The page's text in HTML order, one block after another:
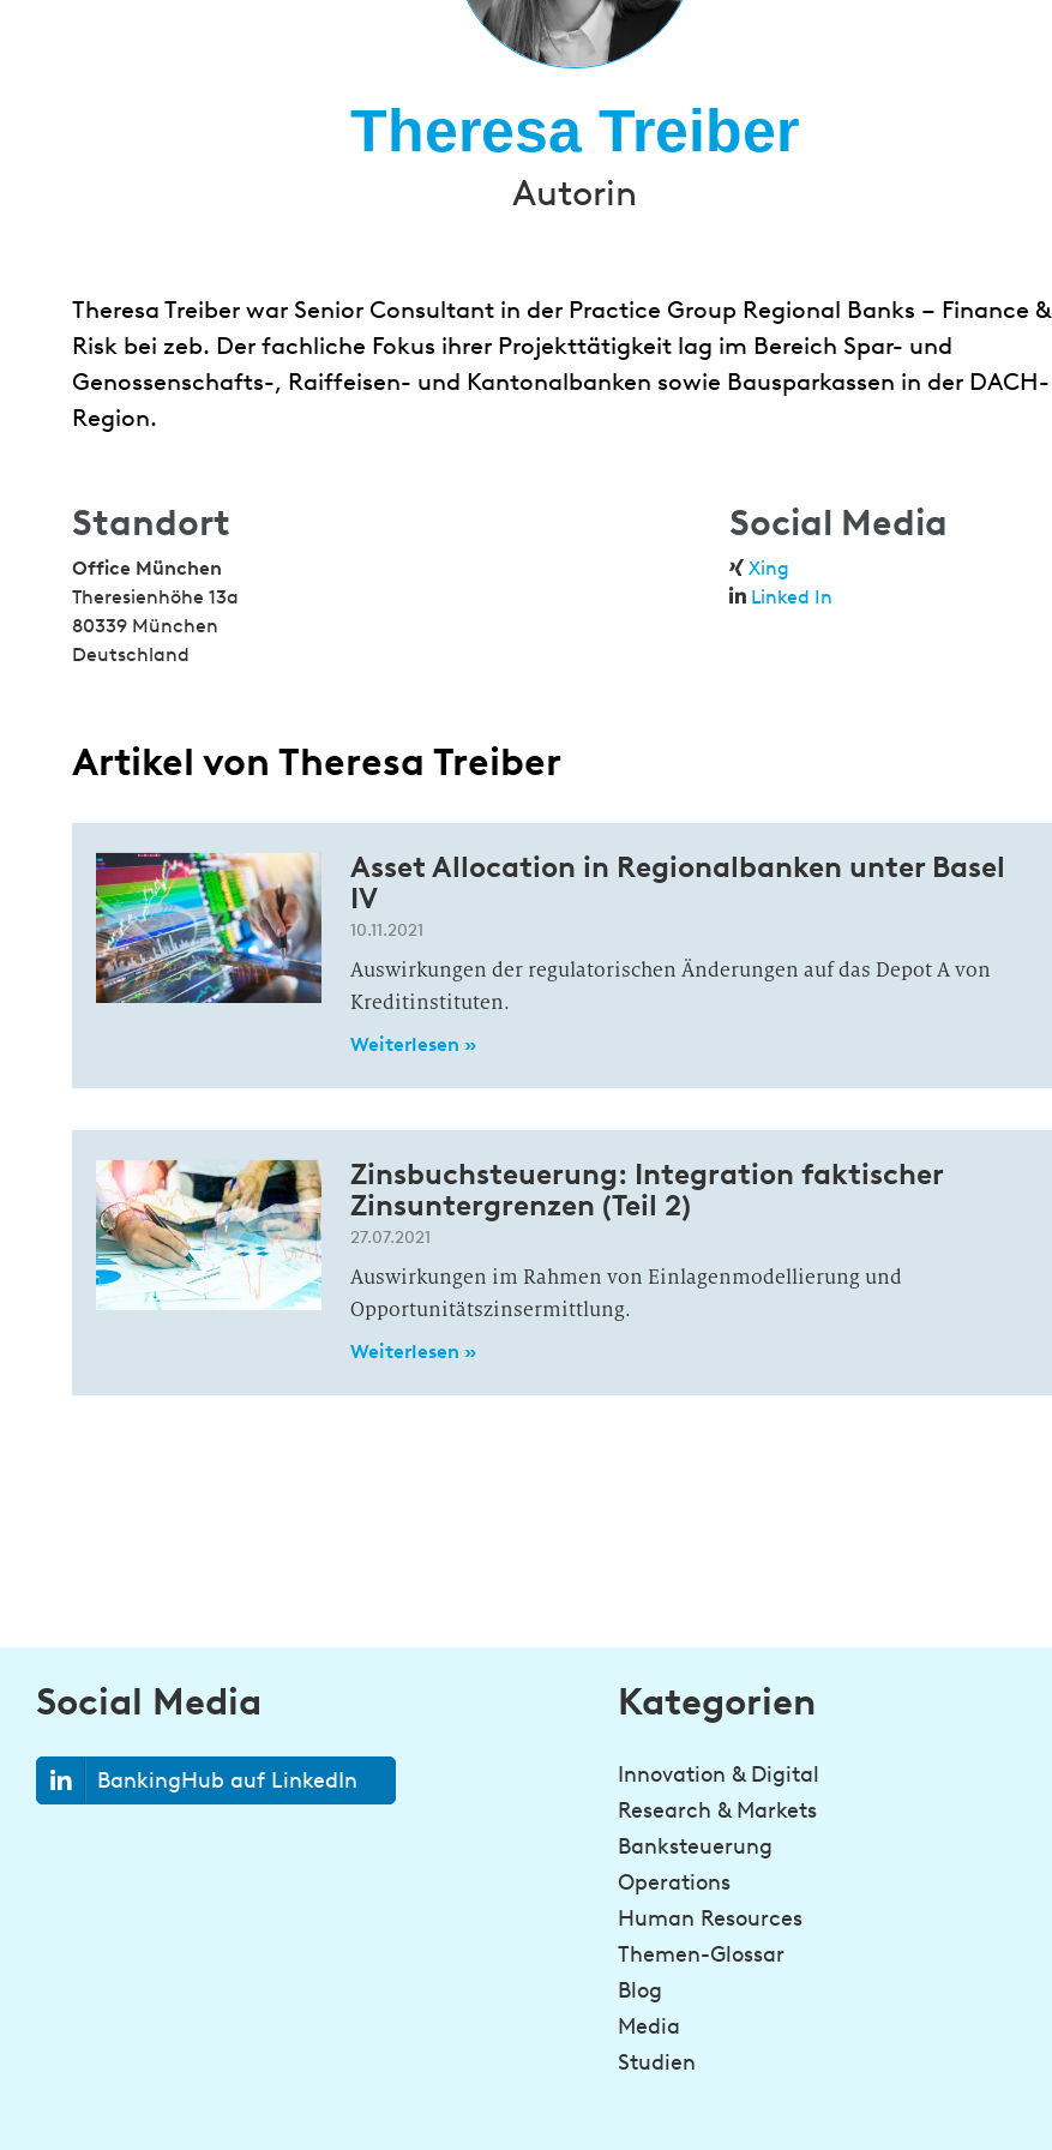
Theresa Treiber
Autorin
Theresa Treiber war Senior Consultant in der Practice Group Regional Banks – Finance &
Risk bei zeb. Der fachliche Fokus ihrer Projekttätigkeit lag im Bereich Spar- und
Genossenschafts-, Raiffeisen- und Kantonalbanken sowie Bausparkassen in der DACH-
Region.
Standort
Office München
Theresienhöhe 13a
80339 München
Deutschland
Social Media
Xing
Linked In
Artikel von Theresa Treiber
Asset Allocation in Regionalbanken unter Basel
IV
10.11.2021
Auswirkungen der regulatorischen Änderungen auf das Depot A von
Kreditinstituten.
Weiterlesen »
Zinsbuchsteuerung: Integration faktischer
Zinsuntergrenzen (Teil 2)
27.07.2021
Auswirkungen im Rahmen von Einlagenmodellierung und
Opportunitätszinsermittlung.
Weiterlesen »
Social Media
BankingHub auf LinkedIn
Kategorien
Innovation & Digital
Research & Markets
Banksteuerung
Operations
Human Resources
Themen-Glossar
Blog
Media
Studien